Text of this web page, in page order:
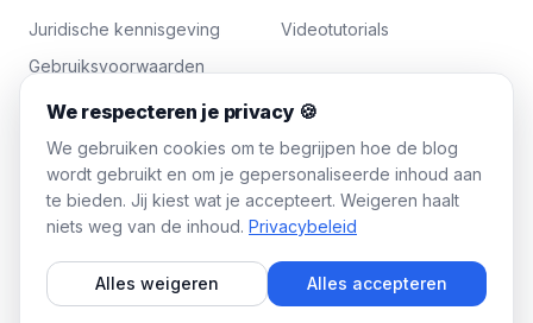
Juridische kennisgeving
Gebruiksvoorwaarden
Privacybeleid
Cookies beheren
Videotutorials
WAALAXY
Team Plan
We respecteren je privacy 🍪
We gebruiken cookies om te begrijpen hoe de blog
wordt gebruikt en om je gepersonaliseerde inhoud aan
te bieden. Jij kiest wat je accepteert. Weigeren haalt
niets weg van de inhoud. Privacybeleid
Alles weigeren Alles accepteren